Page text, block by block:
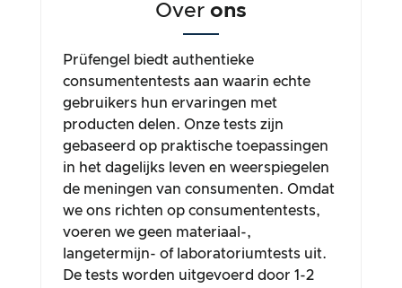
Over ons
Prüfengel biedt authentieke
consumententests aan waarin echte
gebruikers hun ervaringen met
producten delen. Onze tests zijn
gebaseerd op praktische toepassingen
in het dagelijks leven en weerspiegelen
de meningen van consumenten. Omdat
we ons richten op consumententests,
voeren we geen materiaal-,
langetermijn- of laboratoriumtests uit.
De tests worden uitgevoerd door 1-2